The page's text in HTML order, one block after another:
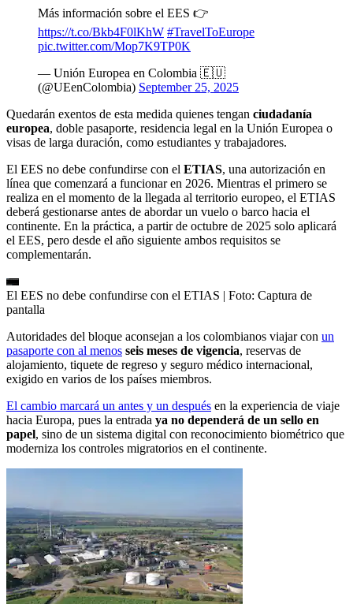
Más información sobre el EES 👉
https://t.co/Bkb4F0lKhW #TravelToEurope
pic.twitter.com/Mop7K9TP0K
— Unión Europea en Colombia 🇪🇺
(@UEenColombia) September 25, 2025
Quedarán exentos de esta medida quienes tengan ciudadanía
europea, doble pasaporte, residencia legal en la Unión Europea o
visas de larga duración, como estudiantes y trabajadores.
El EES no debe confundirse con el ETIAS, una autorización en
línea que comenzará a funcionar en 2026. Mientras el primero se
realiza en el momento de la llegada al territorio europeo, el ETIAS
deberá gestionarse antes de abordar un vuelo o barco hacia el
continente. En la práctica, a partir de octubre de 2025 solo aplicará
el EES, pero desde el año siguiente ambos requisitos se
complementarán.
El EES no debe confundirse con el ETIAS | Foto: Captura de
pantalla
Autoridades del bloque aconsejan a los colombianos viajar con un
pasaporte con al menos seis meses de vigencia, reservas de
alojamiento, tiquete de regreso y seguro médico internacional,
exigido en varios de los países miembros.
El cambio marcará un antes y un después en la experiencia de viaje
hacia Europa, pues la entrada ya no dependerá de un sello en
papel, sino de un sistema digital con reconocimiento biométrico que
moderniza los controles migratorios en el continente.